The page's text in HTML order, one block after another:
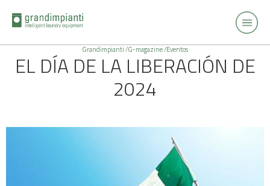
Grandimpianti /G-magazine /Eventos
EL DÍA DE LA LIBERACIÓN DE
2024